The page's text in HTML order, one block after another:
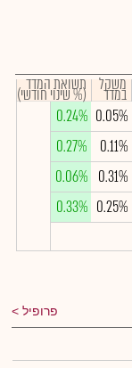
משקל
במדד תשואת המדד
(% שינוי חודשי)
0.05%
0.24%
0.11%
0.27%
0.31%
0.06%
0.25%
0.33%
פרופיל